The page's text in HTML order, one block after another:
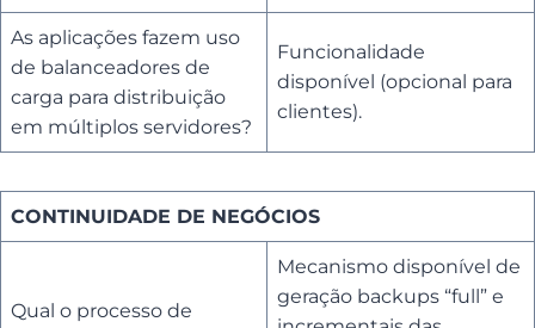
As aplicações fazem uso
de balanceadores de
carga para distribuição
em múltiplos servidores?
Funcionalidade
disponível (opcional para
clientes).
CONTINUIDADE DE NEGÓCIOS
Qual o processo de
Mecanismo disponível de
geração backups “full” e